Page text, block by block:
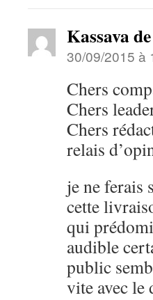
Kassava
30/09/2015 à
Chers
Chers
Chers
relais
je ne ferais
cette
qui
audible
public
vite avec le